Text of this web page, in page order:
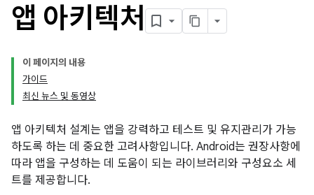
앱 아키텍처
이 페이지의 내용
가이드
최신 뉴스 및 동영상
앱 아키텍처 설계는 앱을 강력하고 테스트 및 유지관리가 가능
하도록 하는 데 중요한 고려사항입니다. Android는 권장사항에
따라 앱을 구성하는 데 도움이 되는 라이브러리와 구성요소 세
트를 제공합니다.